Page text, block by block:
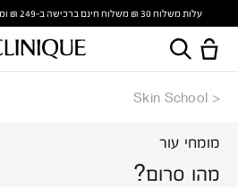
עלות משלוח 30 ₪ משלוח חינם ברכישה ב-249 ₪ ומעלה | עד 14 ימי עסקים
Skin School
מומחי עור
מהו סרום?